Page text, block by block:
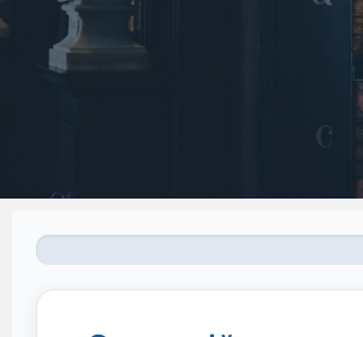
Аналіз не розпочато